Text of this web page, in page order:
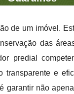
de um imóvel.
das
predial
transparente e
garantir não